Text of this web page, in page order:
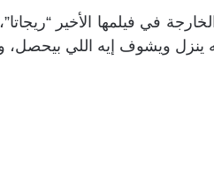
في فيلمها الأخير
ويشوف إيه اللي بيحصل،